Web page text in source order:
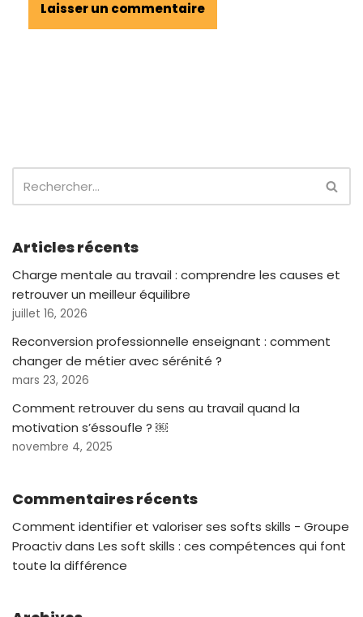
Articles récents
Charge mentale au travail : comprendre les causes et
retrouver un meilleur équilibre
juillet 16, 2026
Reconversion professionnelle enseignant : comment
changer de métier avec sérénité ?
mars 23, 2026
Comment retrouver du sens au travail quand la
motivation s’éssoufle ? ￼
novembre 4, 2025
Commentaires récents
Comment identifier et valoriser ses softs skills - Groupe
Proactivdans Les soft skills : ces compétences qui font
toute la différence